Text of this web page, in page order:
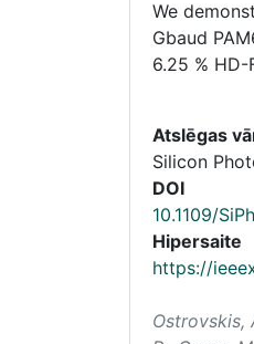
We
Gbaud
6.25 %
Atslēgas
Silicon
DOI
10.1109/
Hipersaite
https://
Ostrovskis,